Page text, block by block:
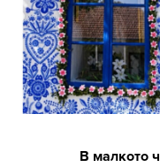
В малкото